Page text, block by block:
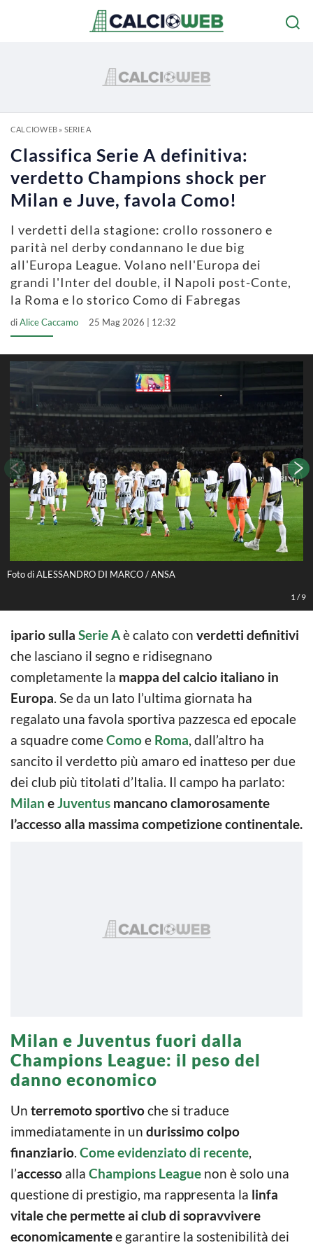
CALCIOWEB» SERIE A
Classifica Serie A definitiva:
verdetto Champions shock per
Milan e Juve, favola Como!
I verdetti della stagione: crollo rossonero e
parità nel derby condannano le due big
all'Europa League. Volano nell'Europa dei
grandi l'Inter del double, il Napoli post-Conte,
la Roma e lo storico Como di Fabregas
diAlice Caccamo 25 Mag 2026 | 12:32
Foto di ALESSANDRO DI MARCO / ANSA
1 /9
ipario sulla Serie Aè calato con verdetti definitivi
che lasciano il segno e ridisegnano
completamente la mappa del calcio italiano in
Europa. Se da un lato l’ultima giornata ha
regalato una favola sportiva pazzesca ed epocale
a squadre comeComoe Roma, dall’altro ha
sancito il verdetto più amaro ed inatteso per due
dei club più titolati d’Italia. Il campo ha parlato:
Milan eJuventus mancano clamorosamente
l’accesso alla massima competizione continentale.
Milan e Juventus fuori dalla
Champions League: il peso del
danno economico
Un terremoto sportivoche si traduce
immediatamente in un durissimo colpo
finanziario. Come evidenziato di recente,
l’accesso alla Champions League non è solo una
questione di prestigio, ma rappresenta la linfa
vitale che permette ai club di sopravvivere
economicamentee garantire la sostenibilità dei